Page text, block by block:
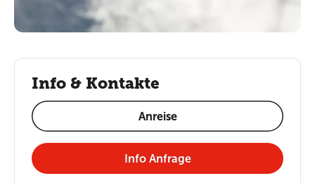
Info & Kontakte
Anreise
Info Anfrage